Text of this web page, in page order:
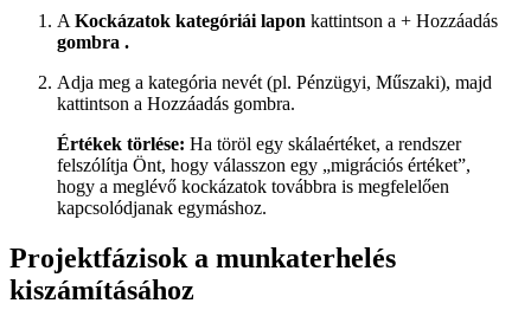
A Kockázatok kategóriái lapon kattintson a + Hozzáadás
gombra .
Adja meg a kategória nevét (pl. Pénzügyi, Műszaki), majd
kattintson a Hozzáadás gombra.
Értékek törlése: Ha töröl egy skálaértéket, a rendszer
felszólítja Önt, hogy válasszon egy „migrációs értéket”,
hogy a meglévő kockázatok továbbra is megfelelően
kapcsolódjanak egymáshoz.
Projektfázisok a munkaterhelés
kiszámításához